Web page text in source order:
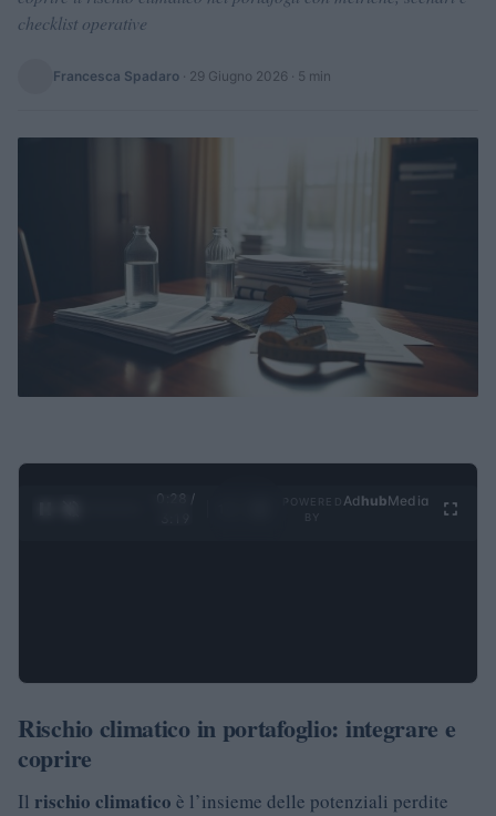
checklist operative
Francesca Spadaro · 29 Giugno 2026 · 5 min
0:29 /
Ad hubMedia
Rischio climatico in portafoglio: integrare e
coprire
Il rischio climatico è l’insieme delle potenziali perdite